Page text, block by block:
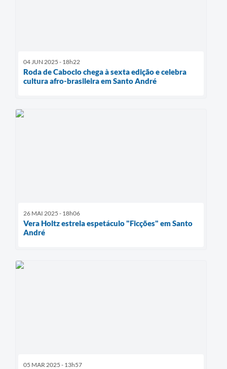
04 JUN 2025 - 18h22
Roda de Caboclo chega à sexta edição e celebra
cultura afro-brasileira em Santo André
26 MAI 2025 - 18h06
Vera Holtz estrela espetáculo "Ficções" em Santo
André
05 MAR 2025 - 13h57